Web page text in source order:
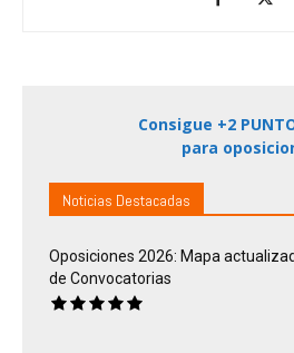
Consigue +2
para
Noticias Destacadas
Oposiciones 2026: Mapa
de Convocatorias